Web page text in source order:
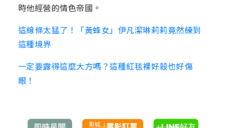
時他經營的情色帝國。
這線條太猛了！「黃蜂女」伊凡潔琳莉莉竟然練到
這種境界
一定要露得這麼大方嗎？這種紅毯裸好殺也好傷
眼！